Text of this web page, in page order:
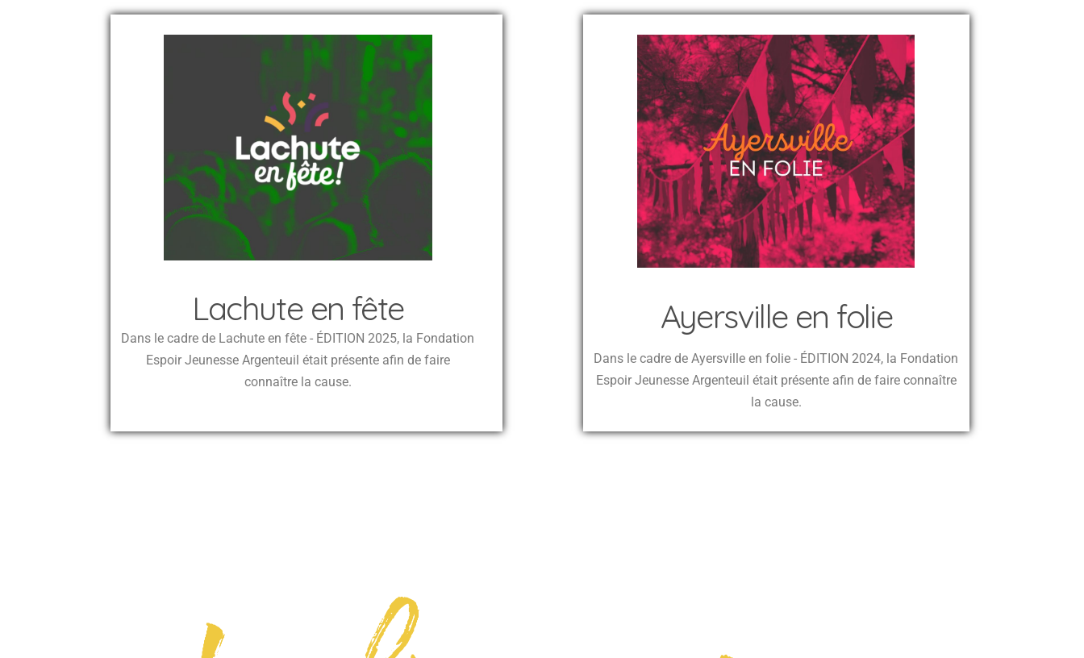
Lachute en fête
Dans le cadre de Lachute en fête - ÉDITION 2025, la Fondation
Espoir Jeunesse Argenteuil était présente afin de faire
connaître la cause.
Ayersville en folie
Dans le cadre de Ayersville en folie - ÉDITION 2024, la Fondation
Espoir Jeunesse Argenteuil était présente afin de faire connaître
la cause.